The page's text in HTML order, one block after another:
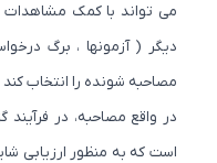
می تواند با کمک مشاهدات
دیگر ( آزمونها ، برگ
مصاحبه شونده را انتخاب کند یا
در واقع مصاحبه، در فرآیند
است که به منظور ارزیابی